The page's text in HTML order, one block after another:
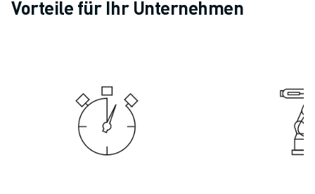
FALLBEISPIELE
LUFT- UND RAUMFAHRT
ELEKTRISCHE FAHRZEUGE
Vorteile für Ihr Unternehmen